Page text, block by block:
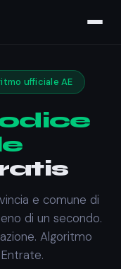
ufficiale AE
e comune di
di un secondo.
Algoritmo